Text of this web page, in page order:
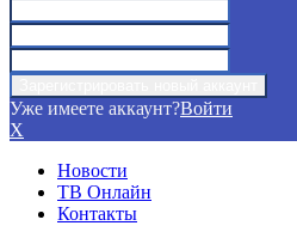
Уже имеете аккаунт?Войти
X
Новости
ТВ Онлайн
Контакты